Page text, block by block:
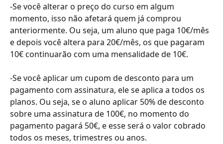
-Se você alterar o preço do curso em algum
momento, isso não afetará quem já comprou
anteriormente. Ou seja, um aluno que paga 10€/mês
e depois você altera para 20€/mês, os que pagaram
10€ continuarão com uma mensalidade de 10€.
-Se você aplicar um cupom de desconto para um
pagamento com assinatura, ele se aplica a todos os
planos. Ou seja, se o aluno aplicar 50% de desconto
sobre uma assinatura de 100€, no momento do
pagamento pagará 50€, e esse será o valor cobrado
todos os meses, trimestres ou anos.